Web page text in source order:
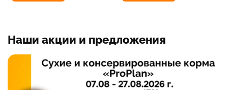
Наши акции и предложения